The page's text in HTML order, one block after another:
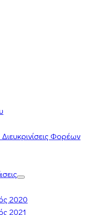
Φορέων
2020
2021